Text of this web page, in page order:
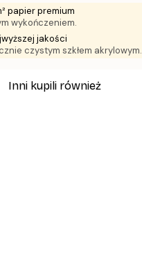
papier premium
wykończeniem.
jakości
czystym szkłem akrylowym.
Inni kupili również